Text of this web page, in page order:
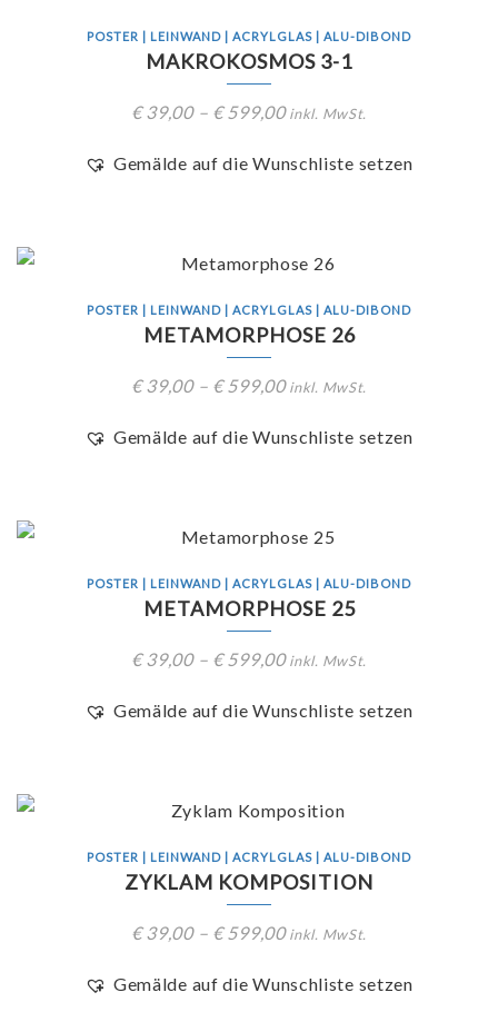
POSTER | LEINWAND | ACRYLGLAS | ALU-DIBOND
MAKROKOSMOS 3-1
€39,00– €599,00 inkl. MwSt.
Gemälde auf die Wunschliste setzen
POSTER | LEINWAND | ACRYLGLAS | ALU-DIBOND
METAMORPHOSE 26
€39,00– €599,00 inkl. MwSt.
Gemälde auf die Wunschliste setzen
POSTER | LEINWAND | ACRYLGLAS | ALU-DIBOND
METAMORPHOSE 25
€39,00– €599,00 inkl. MwSt.
Gemälde auf die Wunschliste setzen
POSTER | LEINWAND | ACRYLGLAS | ALU-DIBOND
ZYKLAM KOMPOSITION
€39,00– €599,00 inkl. MwSt.
Gemälde auf die Wunschliste setzen